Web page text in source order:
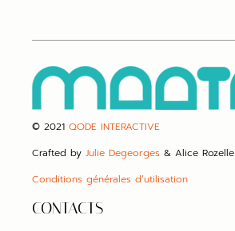
© 2021QODE INTERACTIVE
Crafted byJulie Degeorges & Alice Rozelle
Conditions générales d’utilisation
CONTACTS